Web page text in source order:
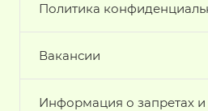
Политика
Вакансии
Информация о запретах